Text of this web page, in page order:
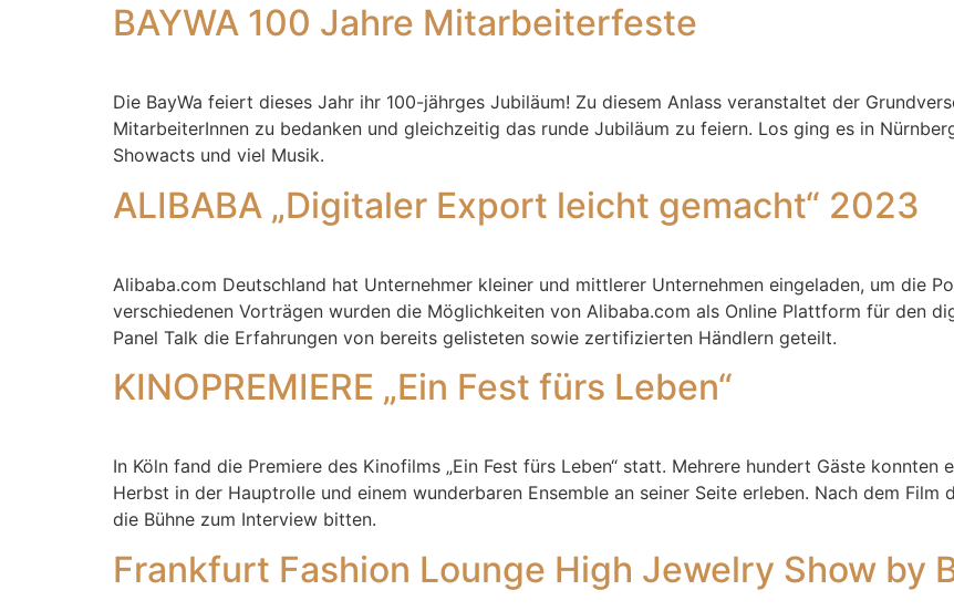
BAYWA 100 Jahre Mitarbeiterfeste
Die BayWa feiert dieses Jahr ihr 100-jährges Jubiläum! Zu diesem Anlass veranstaltet der
MitarbeiterInnen zu bedanken und gleichzeitig das runde Jubiläum zu feiern. Los ging es in
Showacts und viel Musik.
ALIBABA „Digitaler Export leicht gemacht“ 2023
Alibaba.com Deutschland hat Unternehmer kleiner und mittlerer Unternehmen eingeladen, um die
verschiedenen Vorträgen wurden die Möglichkeiten von Alibaba.com als Online Plattform für den
Panel Talk die Erfahrungen von bereits gelisteten sowie zertifizierten Händlern geteilt.
KINOPREMIERE „Ein Fest fürs Leben“
In Köln fand die Premiere des Kinofilms „Ein Fest fürs Leben“ statt. Mehrere hundert Gäste
Herbst in der Hauptrolle und einem wunderbaren Ensemble an seiner Seite erleben. Nach dem
die Bühne zum Interview bitten.
Frankfurt Fashion Lounge High Jewelry Show by